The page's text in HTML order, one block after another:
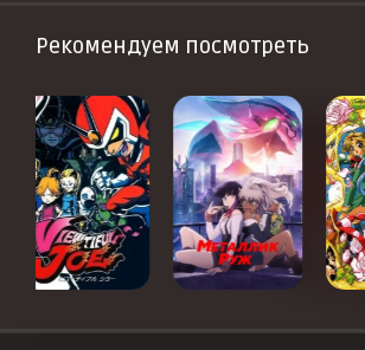
Рекомендуем посмотреть